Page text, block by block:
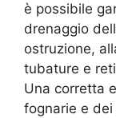
è possibile
drenaggio
ostruzione,
tubature e
Una corretta
fognarie e